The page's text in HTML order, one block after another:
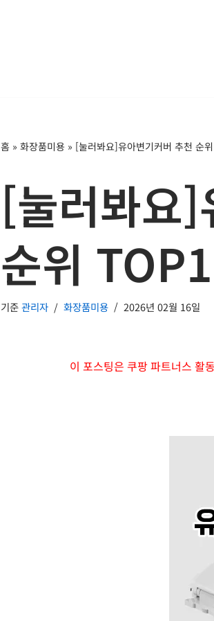
홈 » 화장품미용 » [눌러봐요]유아변기커버 추천 순
[눌러봐요]
순위
기준관리자 화장품미용 2026년 02월 16일
이 포스팅은 쿠팡 파트너스 활